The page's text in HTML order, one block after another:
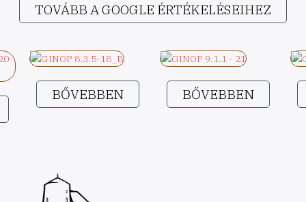
TOVÁBB A GOOGLE ÉRTÉKELÉSEIHEZ
BŐVEBBEN BŐVEBBEN